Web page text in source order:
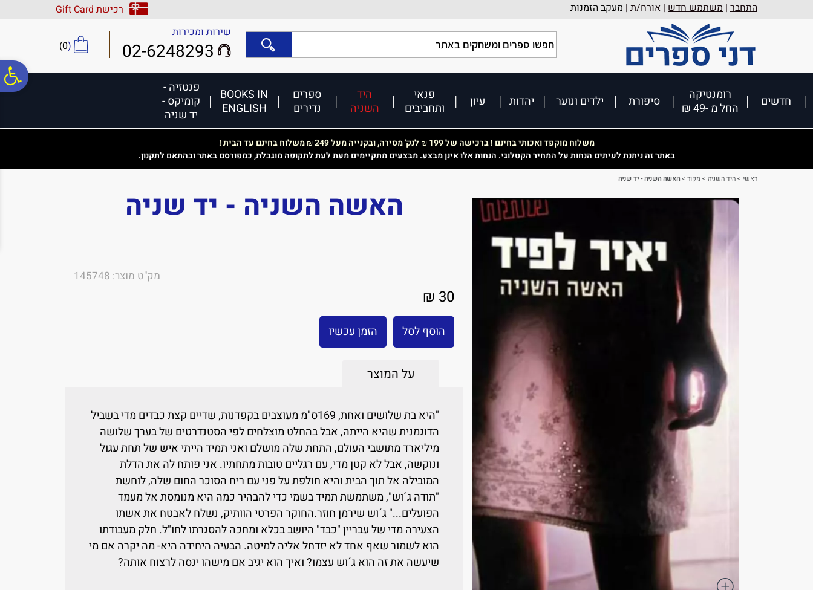
נגישות
אתר
המרכזי
התחבר | משתמש חדש | אורח/ת | מעקב הזמנות
רכישת Gift Card
שירות ומכירות
02-6248293
(
0
)
חדשים
רומנטיקה
החל מ -49 ₪
סיפורת ילדים ונוער יהדות עיון
פנאי
ותחביבים
היד
השניה
ספרים
נדירים
BOOKS IN
ENGLISH
פנטזיה -
קומיקס -
יד שניה
משלוח מוקפד ואכותי בחינם ! ברכישה של 199 ₪ לנק' מסירה, ובקנייה מעל 249 ₪משלוח בחינם עד הבית !
באתר זה ניתנת לעיתים הנחות על המחיר הקטלוגי. הנחות אלו אינן מבצע. מבצעים מתקיימים מעת לעת לתקופה מוגבלת, כמפורסם באתר ובהתאם לתקנון.
ראשי >היד השניה >מקור >האשה השניה - יד שניה
האשה השניה - יד שניה
מק"ט מוצר: 145748
30 ₪
הוסף לסל הזמן עכשיו
על המוצר
"היא בת שלושים ואחת, 169ס"מ מעוצבים בקפדנות, שדיים קצת כבדים מדי בשביל
הדוגמנית שהיא הייתה, אבל בהחלט מוצלחים לפי הסטנדרטים של בערך שלושה
מיליארד מתושבי העולם, התחת שלה מושלם ואני תמיד הייתי איש של תחת עגול
ונוקשה, אבל לא קטן מדי, עם רגליים טובות מתחתיו. אני פותח לה את הדלת
המובילה אל תוך הבית והיא חולפת על פני עם ריח הסוכר החום שלה, לוחשת
"תודה ג´וש", משתמשת תמיד בשמי כדי להבהיר כמה היא מנומסת אל מעמד
הפועלים..." ג´וש שירמן חוזר.החוקר הפרטי הוותיק, נשלח לאבטח את אשתו
הצעירה מדי של עבריין "כבד" היושב בכלא ומחכה להסגרתו לחו"ל. חלק מעבודתו
הוא לשמור שאף אחד לא יזדחל אליה למיטה. הבעיה היחידה היא- מה יקרה אם מי
שיעשה את זה הוא ג´וש עצמו? ואיך הוא יגיב אם מישהו ינסה לרצוח אותה?